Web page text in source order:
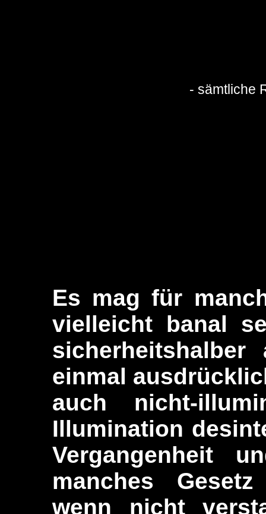
- sämtliche
Es mag für
vielleicht banal
einmal
auch nicht-
Illumination
Vergangenheit
manches
wenn nicht